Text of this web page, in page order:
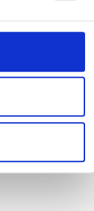
of their
folder.
til hverdag
selskabspakker.